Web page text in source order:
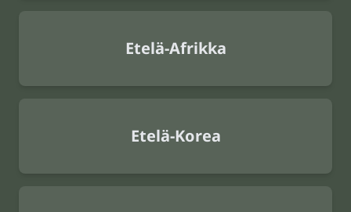
Etelä-Afrikka
Etelä-Korea